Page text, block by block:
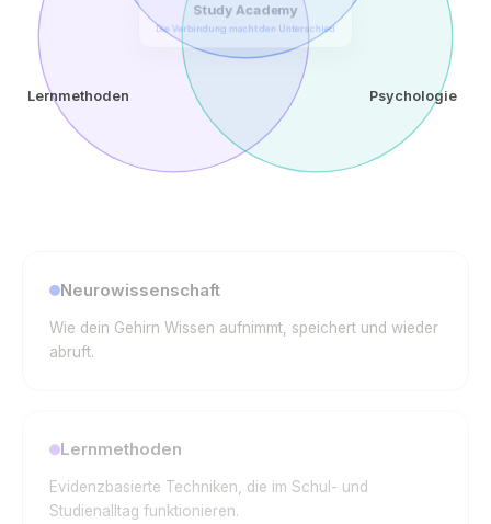
Lernmethoden Psychologie
Study Academy
Die Verbindung macht den Unterschied
Neurowissenschaft
Wie dein Gehirn Wissen aufnimmt, speichert und wieder
abruft.
Lernmethoden
Evidenzbasierte Techniken, die im Schul- und
Studienalltag funktionieren.